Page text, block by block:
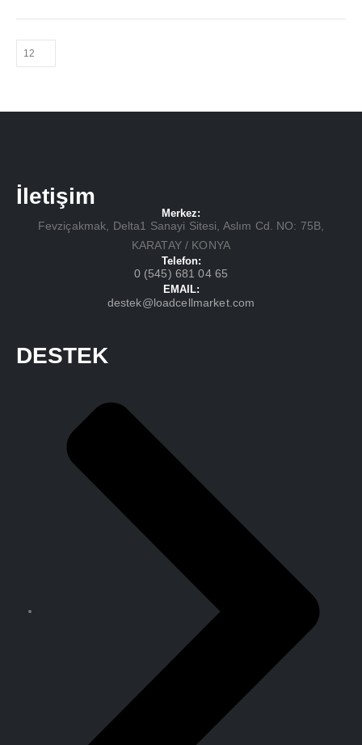
İletişim
Merkez:
Fevziçakmak, Delta1 Sanayi Sitesi, Aslım Cd. NO: 75B,
KARATAY / KONYA
Telefon:
0 (545) 681 04 65
EMAIL:
destek@loadcellmarket.com
DESTEK